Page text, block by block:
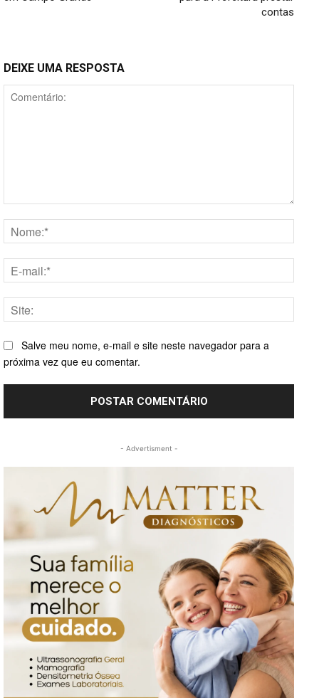
contas
DEIXE UMA RESPOSTA
mail:*
Salve meu nome, e-mail e site neste navegador para a
próxima vez que eu comentar.
- Advertisment -